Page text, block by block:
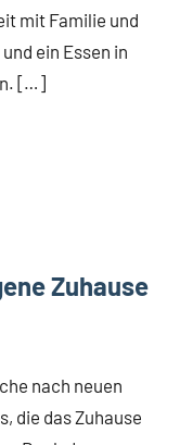
mit Familie und
ein Essen in
[…]
Zuhause
nach neuen
die das Zuhause